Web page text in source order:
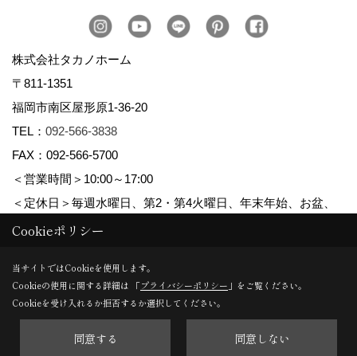
株式会社タカノホーム
〒811-1351
福岡市南区屋形原1-36-20
TEL： 092-566-3838
FAX：092-566-5700
＜営業時間＞10:00～17:00
＜定休日＞毎週水曜日、第2・第4火曜日、年末年始、お盆、
ゴールデンウィーク、夏季休暇
Copyright (c) TAKANO CONSTRUCTION CO.,LTD. All Rights Reserved.
Cookieポリシー
当サイトではCookieを使用します。
Cookieの使用に関する詳細は 「プライバシーポリシー 」をご覧ください。
Cookieを受け入れるか拒否するか選択してください。
同意する 同意しない